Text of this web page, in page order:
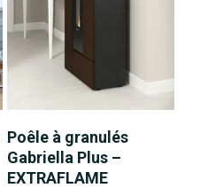
LIRE LA SUITE
Poêle à granulés
Gabriella Plus –
EXTRAFLAME